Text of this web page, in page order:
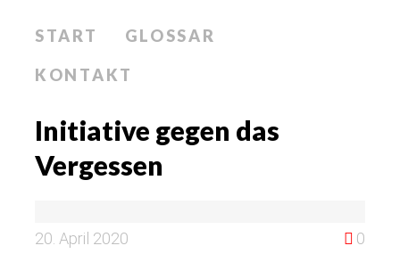
START
GLOSSAR
KONTAKT
Initiative gegen das
Vergessen
20. April 2020 0